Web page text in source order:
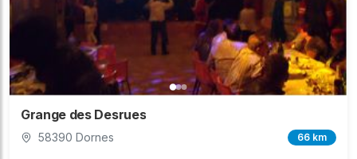
Grange des Desrues
58390 Dornes 66 km